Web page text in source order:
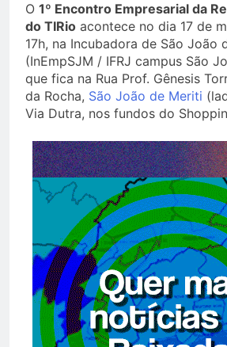
O 1º Encontro Empresarial da
do TIRio acontece no dia 17 de
17h, na Incubadora de São João
(InEmpSJM / IFRJ campus São
que fica na Rua Prof. Gênesis
da Rocha, São João de Meriti
Via Dutra, nos fundos do